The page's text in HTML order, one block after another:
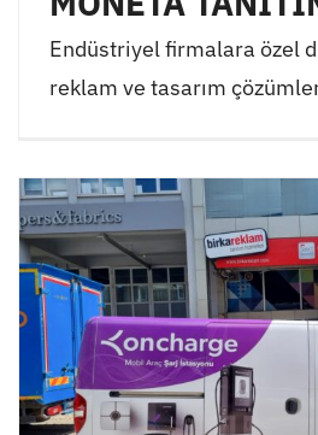
Endüstriyel firmalara özel
reklam ve tasarım